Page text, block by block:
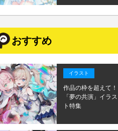
おすすめ
イラスト
作品の枠を超えて！
「夢の共演」イラス
ト特集